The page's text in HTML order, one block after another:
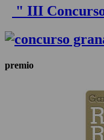
" III
premio